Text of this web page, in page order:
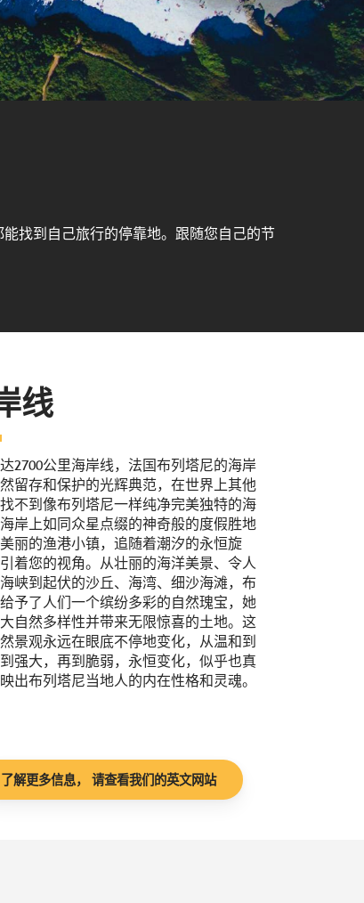
找到自己旅行的停靠地。跟随您自己的节
线
2700公里海岸线，法国布列塔尼的海岸
留存和保护的光辉典范，在世界上其他
不到像布列塔尼一样纯净完美独特的海
岸上如同众星点缀的神奇般的度假胜地
丽的渔港小镇，追随着潮汐的永恒旋
着您的视角。从壮丽的海洋美景、令人
峡到起伏的沙丘、海湾、细沙海滩，布
予了人们一个缤纷多彩的自然瑰宝，她
自然多样性并带来无限惊喜的土地。这
景观永远在眼底不停地变化，从温和到
强大，再到脆弱，永恒变化，似乎也真
出布列塔尼当地人的内在性格和灵魂。
了解更多信息， 请查看我们的英文网站